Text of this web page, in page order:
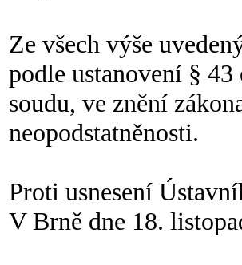
Ze všech výše
podle ustanovení §
soudu, ve znění
neopodstatněnosti.
Proti usnesení
V Brně dne 18.